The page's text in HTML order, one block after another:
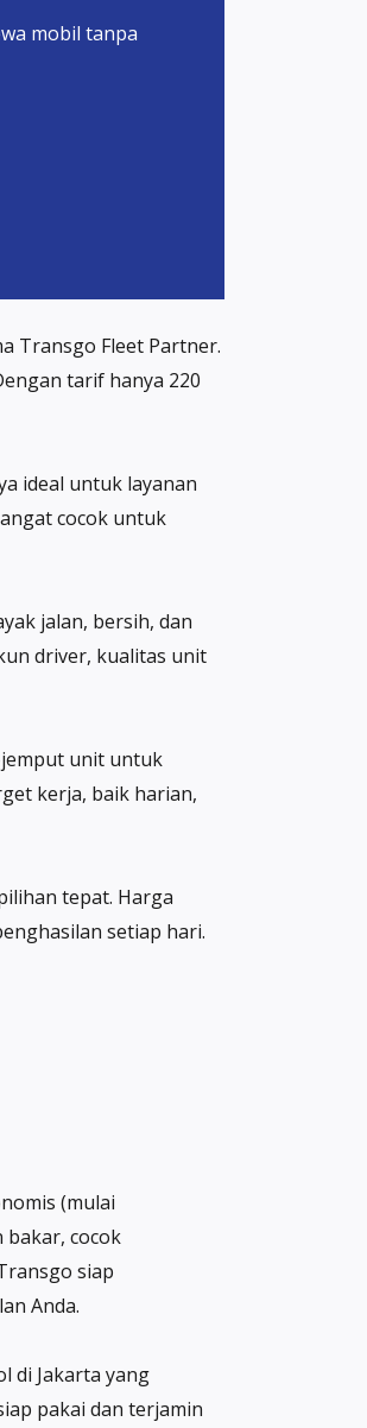
mobil tanpa
Transgo Fleet Partner.
tarif hanya 220
ideal untuk layanan
cocok untuk
jalan, bersih, dan
driver, kualitas unit
jemput unit untuk
kerja, baik harian,
tepat. Harga
setiap hari.
(mulai
bakar, cocok
siap
Anda.
di Jakarta yang
pakai dan terjamin